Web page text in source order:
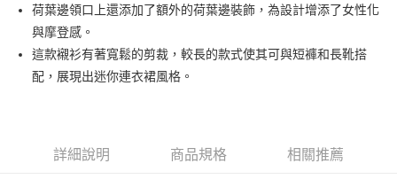
流程，驗證手機門號後，選擇欲分期的期數、繳款截止日，確認付款後即完
成交易。
3.實際核准額度、可分期數及費用金額請依後續交易確認頁面所載為準。
4.訂單成立30分鐘內，如未前往確認交易或遇審核未通過，訂單將自動取
消。如遇「轉專審核」未通過狀況，表示未達大哥付你分期系統評分，恕無
2.透過簡訊連結打開帳單後，可選擇「超商條碼／台灣大直營門市／銀行轉
【關於「AFTEE先享後付」】
AFTEE先享後付是「在收到商品之後才付款」的支付方式。 讓您購物簡單
便利好安心！
１．簡單：不需註冊會員、不需綁卡、不需儲值。
２．便利：只要手機號碼，簡訊認證，即可結帳。
結帳頁面，進行簡訊認證並確認金額後，即可完成結帳。
ATM付款
運送方式
付款後全家取貨
荷葉邊領口上還添加了額外的荷葉邊裝飾，為設計增添了女性化
與摩登感。
這款襯衫有著寬鬆的剪裁，較長的款式使其可與短褲和長靴搭
配，展現出迷你連衣裙風格。
詳細說明 商品規格 相關推薦